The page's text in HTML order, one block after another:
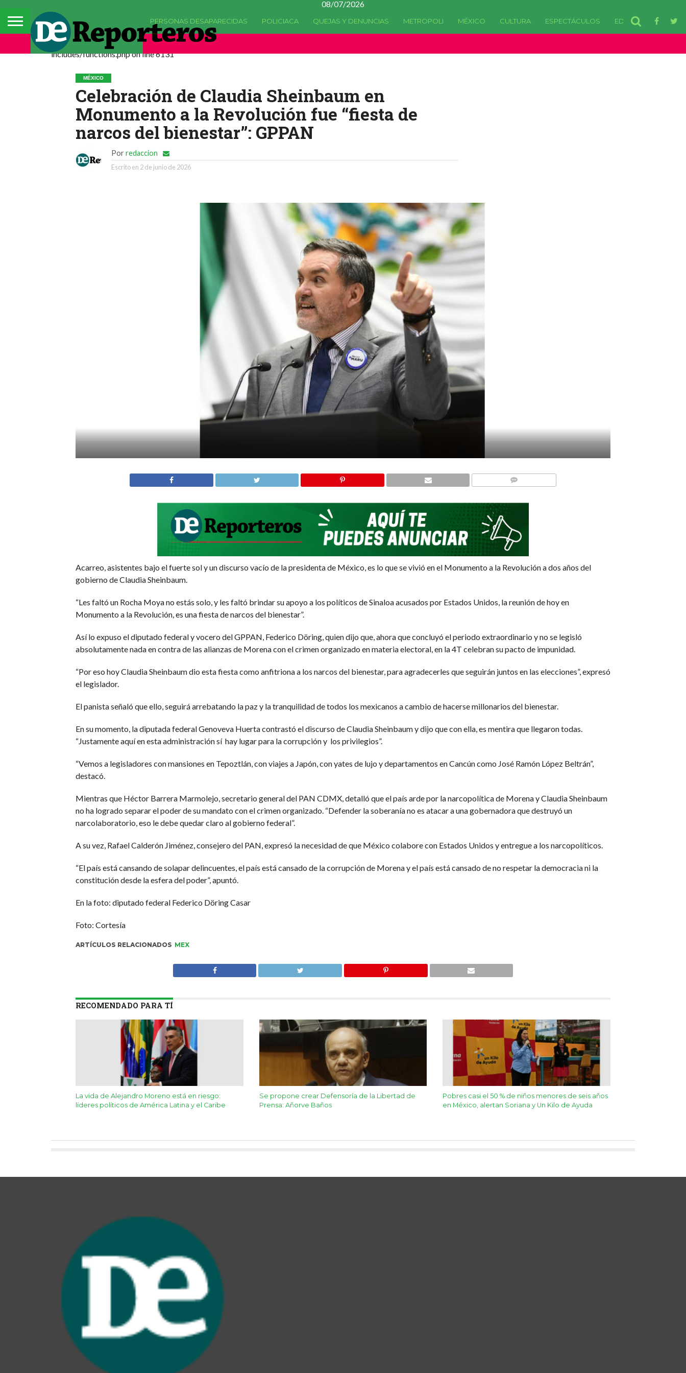
08/07/2026
PERSONAS DESAPARECIDAS POLICIACA QUEJAS Y DENUNCIAS METROPOLI MÉXICO CULTURA ESPECTÁCULOS EDOMEX
Deprecated: La función comments_popup_script ha quedado
includes/functions.php on line 6131
MÉXICO
Celebración de Claudia Sheinbaum en
Monumento a la Revolución fue “fiesta de
narcos del bienestar”: GPPAN
Por redaccion
Escrito en 2 de junio de 2026
Acarreo, asistentes bajo el fuerte sol y un discurso vacío de la presidenta de México, es lo que se vivió en el Monumento a la Revolución a dos años del
gobierno de Claudia Sheinbaum.
“Les faltó un Rocha Moya no estás solo, y les faltó brindar su apoyo a los políticos de Sinaloa acusados por Estados Unidos, la reunión de hoy en
Monumento a la Revolución, es una fiesta de narcos del bienestar”.
Así lo expuso el diputado federal y vocero del GPPAN, Federico Döring, quien dijo que, ahora que concluyó el periodo extraordinario y no se legisló
absolutamente nada en contra de las alianzas de Morena con el crimen organizado en materia electoral, en la 4T celebran su pacto de impunidad.
“Por eso hoy Claudia Sheinbaum dio esta fiesta como anfitriona a los narcos del bienestar, para agradecerles que seguirán juntos en las elecciones”, expresó
el legislador.
El panista señaló que ello, seguirá arrebatando la paz y la tranquilidad de todos los mexicanos a cambio de hacerse millonarios del bienestar.
En su momento, la diputada federal Genoveva Huerta contrastó el discurso de Claudia Sheinbaum y dijo que con ella, es mentira que llegaron todas.
“Justamente aquí en esta administración sí hay lugar para la corrupción y los privilegios”.
“Vemos a legisladores con mansiones en Tepoztlán, con viajes a Japón, con yates de lujo y departamentos en Cancún como José Ramón López Beltrán”,
destacó.
Mientras que Héctor Barrera Marmolejo, secretario general del PAN CDMX, detalló que el país arde por la narcopolítica de Morena y Claudia Sheinbaum
no ha logrado separar el poder de su mandato con el crimen organizado. “Defender la soberanía no es atacar a una gobernadora que destruyó un
narcolaboratorio, eso le debe quedar claro al gobierno federal”.
A su vez, Rafael Calderón Jiménez, consejero del PAN, expresó la necesidad de que México colabore con Estados Unidos y entregue a los narcopolíticos.
“El país está cansando de solapar delincuentes, el país está cansado de la corrupción de Morena y el país está cansado de no respetar la democracia ni la
constitución desde la esfera del poder”, apuntó.
En la foto: diputado federal Federico Döring Casar
Foto: Cortesía
ARTÍCULOS RELACIONADOS MEX
RECOMENDADO PARA TÍ
La vida de Alejandro Moreno está en riesgo:
líderes políticos de América Latina y el Caribe
Se propone crear Defensoría de la Libertad de
Prensa: Añorve Baños
Pobres casi el 50 % de niños menores de seis años
en México, alertan Soriana y Un Kilo de Ayuda